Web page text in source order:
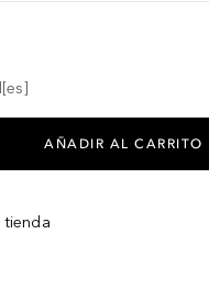
AÑADIR AL CARRITO
tienda